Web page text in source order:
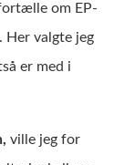
om EP-
valgte jeg
er med i
ville jeg for